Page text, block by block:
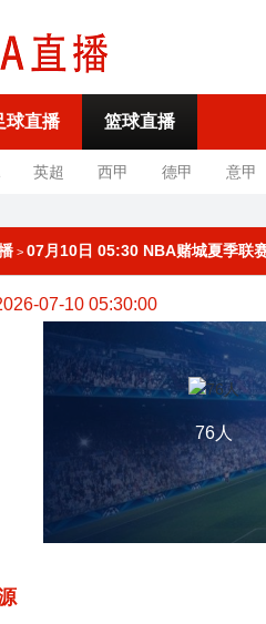
球直播 篮球直播
英超 西甲 德甲 意甲
> 07月10日 05:30 NBA赌城夏季联
07-10 05:30:00
76人